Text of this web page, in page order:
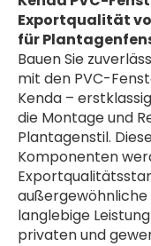
Exportqualität
für
Bauen Sie
mit den PVC-
Kenda –
die Montage und
Plantagenstil.
Komponenten
außergewöhnliche
langlebige
privaten und